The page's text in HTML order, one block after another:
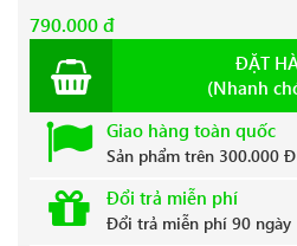
790.000 đ
ĐẶT
(Nhanh
Giao hàng toàn quốc
Sản phẩm trên 300.000 Đ
Đổi trả miễn phí
Đổi trả miễn phí 90 ngày